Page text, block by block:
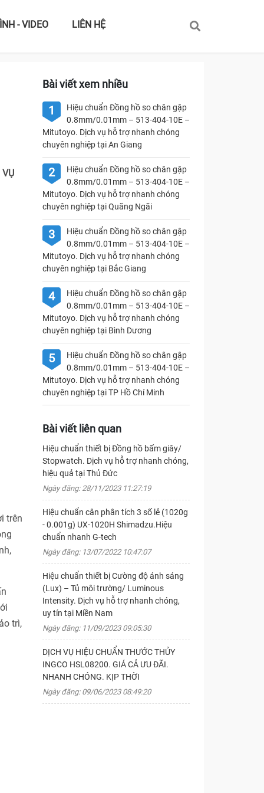
- VIDEO LIÊN HỆ
trên
trì,
Bài viết xem nhiều
1
Hiệu chuẩn Đồng hồ so chân gập
0.8mm/0.01mm – 513-404-10E –
Mitutoyo. Dịch vụ hỗ trợ nhanh chóng
chuyên nghiệp tại An Giang
2
Hiệu chuẩn Đồng hồ so chân gập
0.8mm/0.01mm – 513-404-10E –
Mitutoyo. Dịch vụ hỗ trợ nhanh chóng
chuyên nghiệp tại Quãng Ngãi
3
Hiệu chuẩn Đồng hồ so chân gập
0.8mm/0.01mm – 513-404-10E –
Mitutoyo. Dịch vụ hỗ trợ nhanh chóng
chuyên nghiệp tại Bắc Giang
4
Hiệu chuẩn Đồng hồ so chân gập
0.8mm/0.01mm – 513-404-10E –
Mitutoyo. Dịch vụ hỗ trợ nhanh chóng
chuyên nghiệp tại Bình Dương
5
Hiệu chuẩn Đồng hồ so chân gập
0.8mm/0.01mm – 513-404-10E –
Mitutoyo. Dịch vụ hỗ trợ nhanh chóng
chuyên nghiệp tại TP Hồ Chí Minh
Bài viết liên quan
Hiệu chuẩn thiết bị Đồng hồ bấm giây/
Stopwatch. Dịch vụ hỗ trợ nhanh chóng,
hiệu quả tại Thủ Đức
Ngày đăng: 28/11/2023 11:27:19
Hiệu chuẩn cân phân tích 3 số lẻ (1020g
- 0.001g) UX-1020H Shimadzu.Hiệu
chuẩn nhanh G-tech
Ngày đăng: 13/07/2022 10:47:07
Hiệu chuẩn thiết bị Cường độ ánh sáng
(Lux) – Tủ môi trường/ Luminous
Intensity. Dịch vụ hỗ trợ nhanh chóng,
uy tín tại Miền Nam
Ngày đăng: 11/09/2023 09:05:30
DỊCH VỤ HIỆU CHUẨN THƯỚC THỦY
INGCO HSL08200. GIÁ CẢ ƯU ĐÃI.
NHANH CHÓNG. KỊP THỜI
Ngày đăng: 09/06/2023 08:49:20